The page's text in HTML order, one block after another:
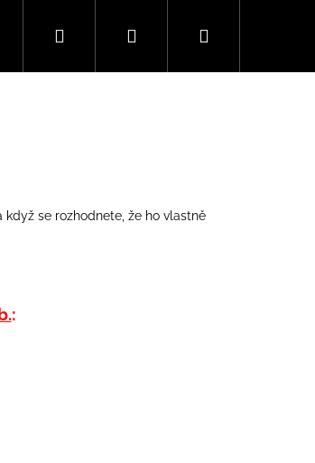
Kanystr Bary Dárkové Kufry
Hledat PřihlášeníNákupní
se rozhodnete, že ho vlastně
: